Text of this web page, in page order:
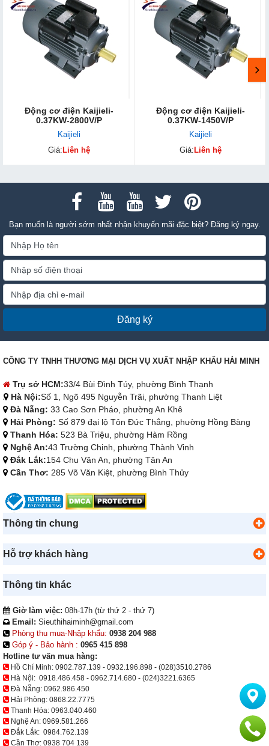
Động cơ điện Kaijieli-
0.37KW-2800V/P
Kaijieli
Giá: Liên hệ
Động cơ điện Kaijieli-
0.37KW-1450V/P
Kaijieli
Giá: Liên hệ
Bạn muốn là người sớm nhất nhận khuyến mãi đặc biệt? Đăng ký ngay.
Đăng ký
CÔNG TY TNHH THƯƠNG MẠI DỊCH VỤ XUẤT NHẬP KHẨU HẢI MINH
Trụ sở HCM:33/4 Bùi Đình Túy, phường Bình Thạnh
Hà Nội:Số 1, Ngõ 495 Nguyễn Trãi, phường Thanh Liệt
Đà Nẵng: 33 Cao Sơn Pháo, phường An Khê
Hải Phòng: Số 879 đại lộ Tôn Đức Thắng, phường Hồng Bàng
Thanh Hóa: 523 Bà Triệu, phường Hàm Rồng
Nghệ An:43 Trường Chinh, phường Thành Vinh
Đắk Lắk:154 Chu Văn An, phường Tân An
Cần Thơ: 285 Võ Văn Kiệt, phường Bình Thủy
Thông tin chung
Hỗ trợ khách hàng
Thông tin khác
Giờ làm việc: 08h-17h (từ thứ 2 - thứ 7)
Email: Sieuthihaiminh@gmail.com
Phòng thu mua-Nhập khẩu: 0938 204 988
Góp ý - Bảo hành : 0965 415 898
Hotline tư vấn mua hàng:
Hồ Chí Minh: 0902.787.139 - 0932.196.898 - (028)3510.2786
Hà Nội: 0918.486.458 - 0962.714.680 - (024)3221.6365
Đà Nẵng: 0962.986.450
Hải Phòng: 0868.22.7775
Thanh Hóa: 0963.040.460
Nghệ An: 0969.581.266
Đắk Lắk: 0984.762.139
Cần Thơ: 0938 704 139